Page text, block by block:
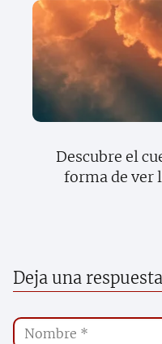
Descubre el
forma de ver
Deja una respuesta